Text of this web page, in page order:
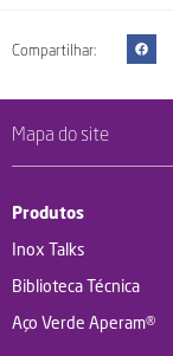
Compartilhar:
Mapa do site
Produtos
Inox Talks
Biblioteca Técnica
Aço Verde Aperam®